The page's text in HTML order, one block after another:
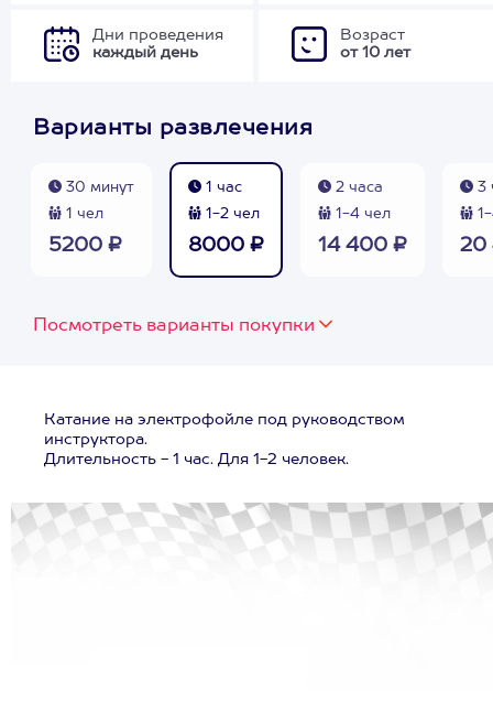
Дни проведения
каждый день
Возраст
от 10 лет
Варианты развлечения
30 минут
1 чел
5200 ₽
1 час
1-2 чел
8000 ₽
2 часа
1-4 чел
14 400 ₽
3
20
Посмотреть варианты покупки
Катание на электрофойле под руководством
инструктора.
Длительность - 1 час. Для 1-2 человек.